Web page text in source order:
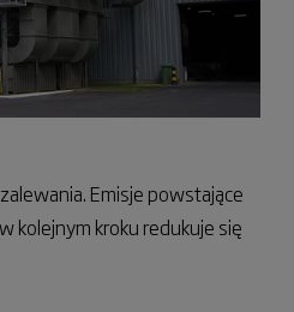
Emisje powstające
kolejnym kroku redukuje się